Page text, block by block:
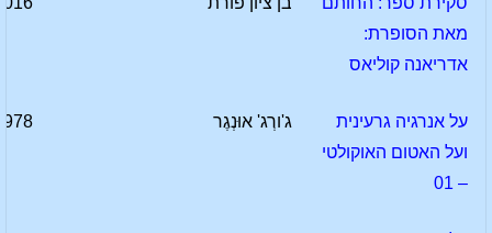
מאת הסופרת:
אדריאנה קוליאס
על אנרגיה גרעינית
ועל האטום האוקולטי
– 01
ג'ורְג' אוּנְגֶר